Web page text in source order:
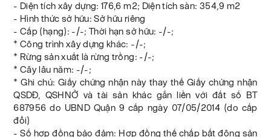
- Diện tích xây dựng: 176,6 m2; Diện tích sàn: 354,9 m2
- Hình thức sở hữu: Sở hữu riêng
- Cấp (hạng): -/-; Thời hạn sở hữu: -/-;
* Công trình xây dựng khác: -/-;
* Rừng sản xuất là rừng trồng: -/-;
* Cây lâu năm: -/-;
* Ghi chú: Giấy chứng nhận này thay thế Giấy chứng nhận
QSDĐ, QSHNỞ và tài sản khác gắn liền với đất số BT
687956 do UBND Quận 9 cấp ngày 07/05/2014 (do cấp
đổi)
- Số hợp đồng bảo đảm: Hợp đồng thế chấp bất động sản